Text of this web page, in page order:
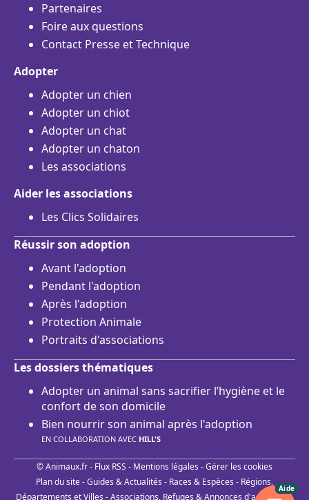
Partenaires
Foire aux questions
Contact Presse et Technique
Adopter
Adopter un chien
Adopter un chiot
Adopter un chat
Adopter un chaton
Les associations
Aider les associations
Les Clics Solidaires
Réussir son adoption
Avant l'adoption
Pendant l'adoption
Après l'adoption
Protection Animale
Portraits d'associations
Les dossiers thématiques
Adopter un animal sans sacrifier l’hygiène et le
confort de son domicile
Bien nourrir son animal après l'adoption
EN COLLABORATION AVEC HILL'S
© Animaux.fr - Flux RSS - Mentions légales -Gérer les cookies
Plan du site-Guides & Actualités - Races & Espèces - Régions,
Départements et Villes -Associations, Refuges & Annonces d'adoptions-
Aide